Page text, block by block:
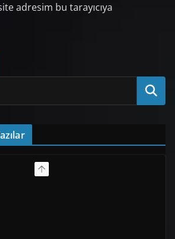
adresim bu tarayıcıya